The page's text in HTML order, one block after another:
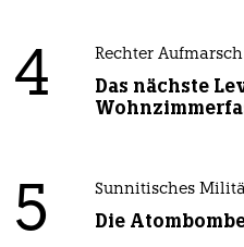
4 Rechter
Das nächste
5 Sunnitisches
Die